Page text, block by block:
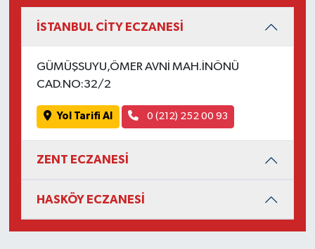
İSTANBUL CİTY ECZANESİ
GÜMÜŞSUYU,ÖMER AVNİ MAH.İNÖNÜ
CAD.NO:32/2
Yol Tarifi Al 0 (212) 252 00 93
ZENT ECZANESİ
HASKÖY ECZANESİ